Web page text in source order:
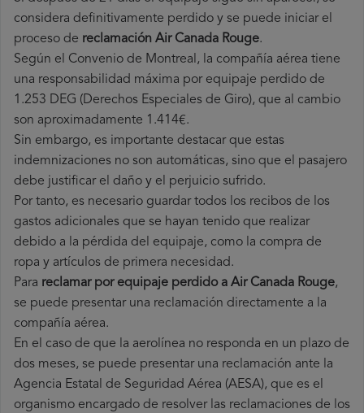
considera definitivamente perdido y se puede iniciar el
proceso de reclamación Air Canada Rouge.
Según el Convenio de Montreal, la compañía aérea tiene
una responsabilidad máxima por equipaje perdido de
1.253 DEG (Derechos Especiales de Giro), que al cambio
son aproximadamente 1.414€.
Sin embargo, es importante destacar que estas
indemnizaciones no son automáticas, sino que el pasajero
debe justificar el daño y el perjuicio sufrido.
Por tanto, es necesario guardar todos los recibos de los
gastos adicionales que se hayan tenido que realizar
debido a la pérdida del equipaje, como la compra de
ropa y artículos de primera necesidad.
Para reclamar por equipaje perdido a Air Canada Rouge,
se puede presentar una reclamación directamente a la
compañía aérea.
En el caso de que la aerolínea no responda en un plazo de
dos meses, se puede presentar una reclamación ante la
Agencia Estatal de Seguridad Aérea (AESA), que es el
organismo encargado de resolver las reclamaciones de los